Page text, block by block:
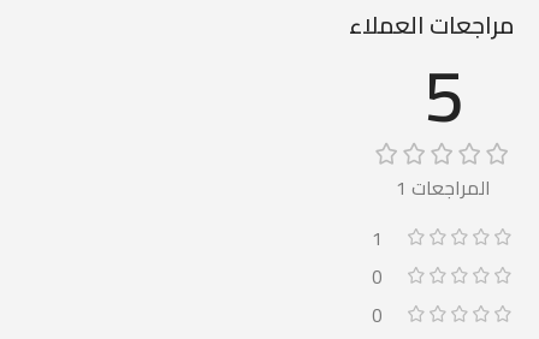
مراجعات العملاء
5
المراجعات 1
1
0
0